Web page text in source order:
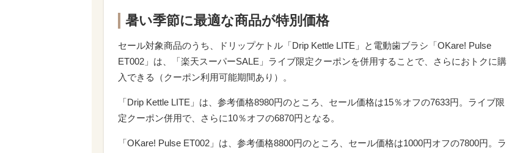
暑い季節に最適な商品が特別価格
セール対象商品のうち、ドリップケトル「Drip Kettle LITE」と電動歯ブラシ「OKare! Pulse
ET002」は、「楽天スーパーSALE」ライブ限定クーポンを併用することで、さらにおトクに購
入できる（クーポン利用可能期間あり）。
「Drip Kettle LITE」は、参考価格8980円のところ、セール価格は15％オフの7633円。ライブ限
定クーポン併用で、さらに10％オフの6870円となる。
「OKare! Pulse ET002」は、参考価格8800円のところ、セール価格は1000円オフの7800円。ラ